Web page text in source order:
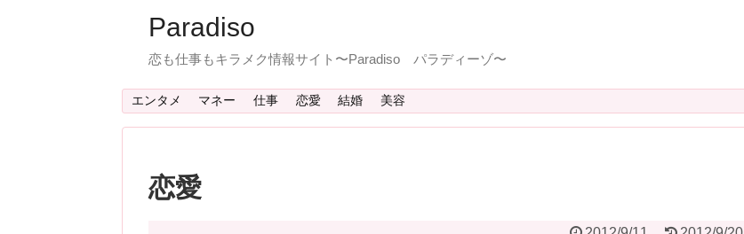
Paradiso
恋も仕事もキラメク情報サイト〜Paradiso パラディーゾ〜
エンタメ マネー 仕事 恋愛 結婚 美容
恋愛